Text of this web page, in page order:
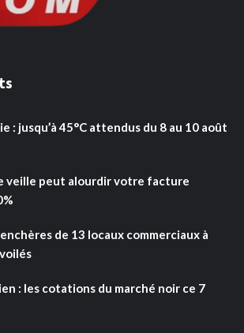
: jusqu’à 45°C attendus du 8 au 10 août
veille peut alourdir votre facture
de 13 locaux commerciaux à
: les cotations du marché noir ce 7